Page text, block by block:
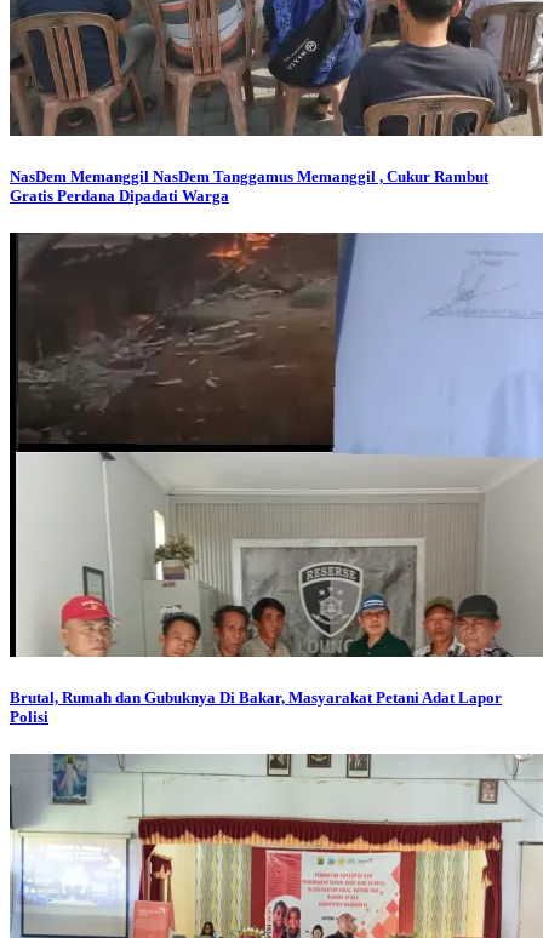
NasDem Memanggil NasDem Tanggamus Memanggil , Cukur Rambut
Gratis Perdana Dipadati Warga
Brutal, Rumah dan Gubuknya Di Bakar, Masyarakat Petani Adat Lapor
Polisi